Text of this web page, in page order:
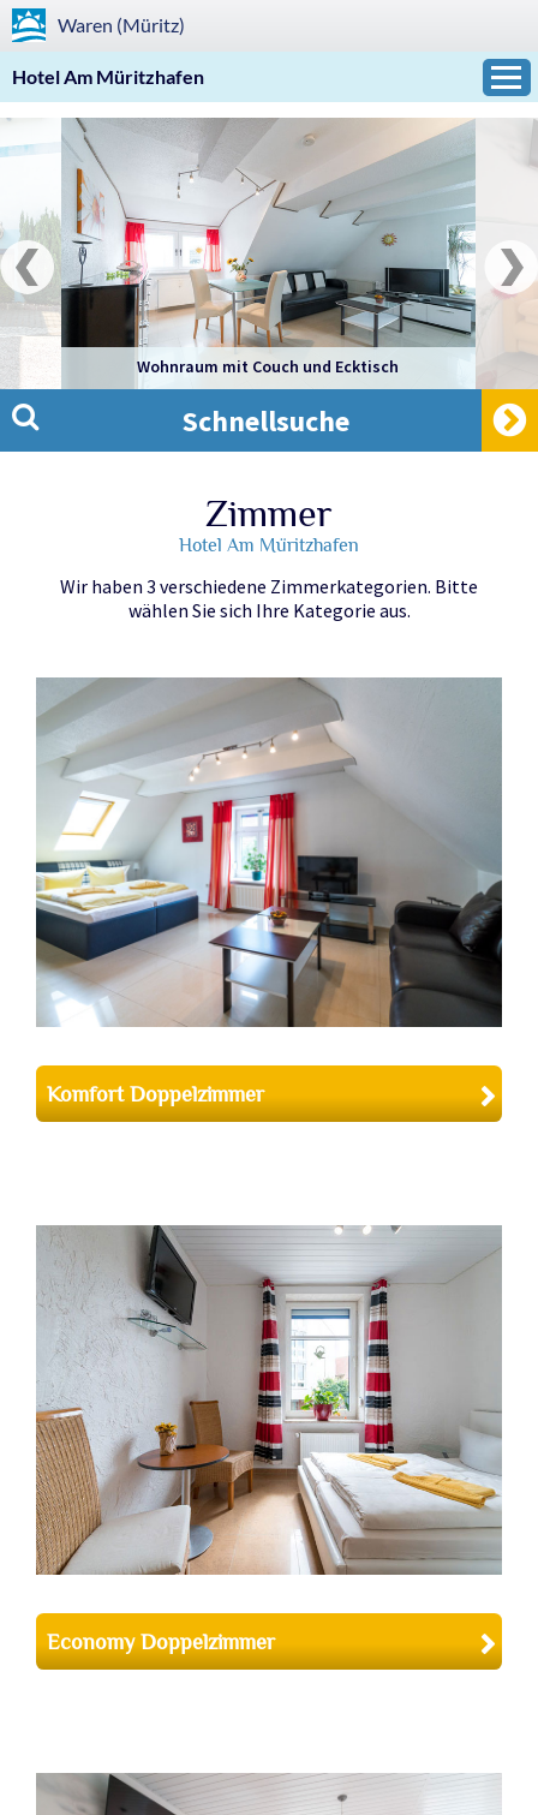
Waren (Müritz)
Hotel Am Müritzhafen
Wohnraum mit Couch und Ecktisch
Schnellsuche
Zimmer
Hotel Am Müritzhafen
Wir haben 3 verschiedene Zimmerkategorien. Bitte
wählen Sie sich Ihre Kategorie aus.
Komfort Doppelzimmer
Economy Doppelzimmer